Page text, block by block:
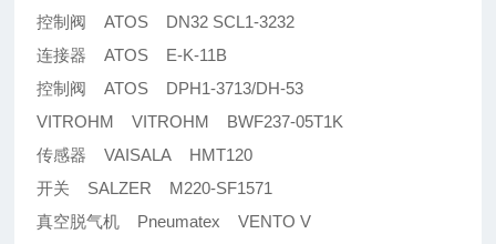
控制阀 ATOS DN32 SCL1-3232
连接器 ATOS E-K-11B
控制阀 ATOS DPH1-3713/DH-53
VITROHM VITROHM BWF237-05T1K
传感器 VAISALA HMT120
开关 SALZER M220-SF1571
真空脱气机 Pneumatex VENTO V